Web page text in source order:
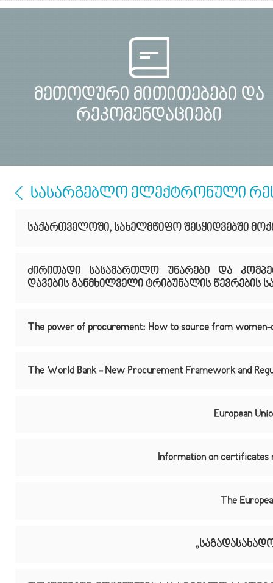
მეთოდური მითითებები და
რეკომენდაციები
სასარგებლო ელექტრონული
საქართველოში, სახელმწიფო შესყიდვებში
ძირითადი სასამართლო უნარები და
დავების განმხილველი ტრიბუნალის წევრების
The power of procurement: How to source from women-
The World Bank - New Procurement Framework and
European
Information on certificates
The